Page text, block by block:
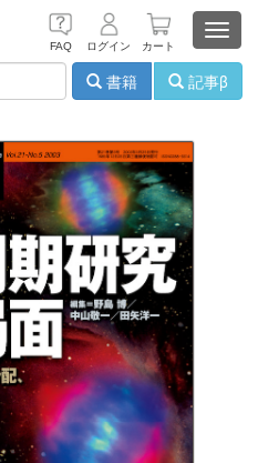
FAQ ログイン カート
書籍
記事β